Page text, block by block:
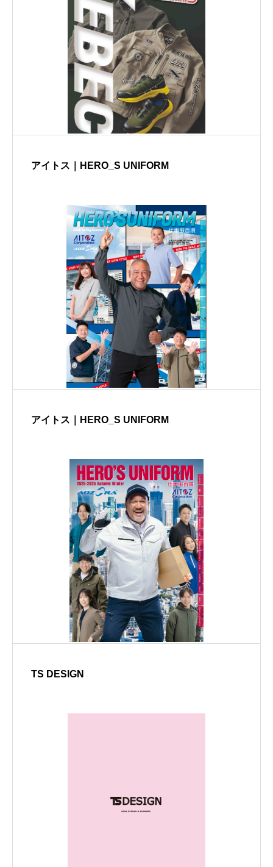
アイトス｜HERO_S UNIFORM
アイトス｜HERO_S UNIFORM
TS DESIGN